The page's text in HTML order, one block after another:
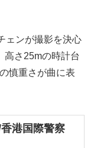
ェンが撮影を決心
高さ25mの時計台
慎重さが曲に表
港国際警察